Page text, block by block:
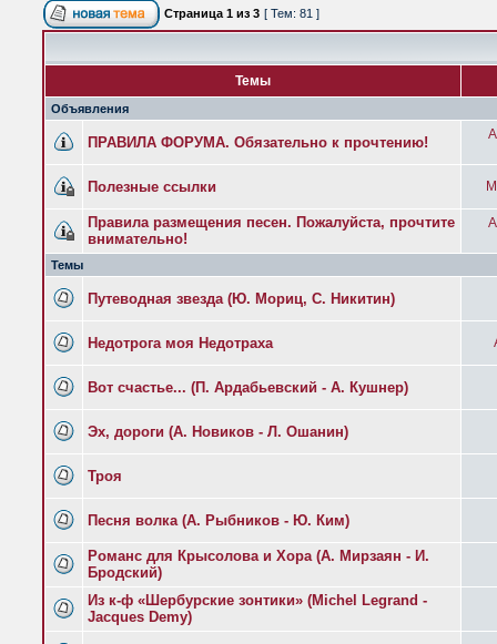
Страница 1 из 3 [ Тем: 81 ]
Темы
Объявления
ПРАВИЛА ФОРУМА. Обязательно к прочтению!
Полезные ссылки
Правила размещения песен. Пожалуйста, прочтите
внимательно!
Темы
Путеводная звезда (Ю. Мориц, С. Никитин)
Недотрога моя Недотраха
Вот счастье... (П. Ардабьевский - А. Кушнер)
Эх, дороги (А. Новиков - Л. Ошанин)
Троя
Песня волка (А. Рыбников - Ю. Ким)
Романс для Крысолова и Хора (А. Мирзаян - И.
Бродский)
Из к-ф «Шербурские зонтики» (Michel Legrand -
Jacques Demy)